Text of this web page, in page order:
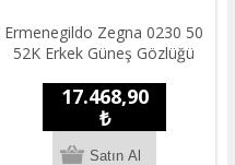
Ermenegildo Zegna 0230 50
52K Erkek Güneş Gözlüğü
17.468,90
₺